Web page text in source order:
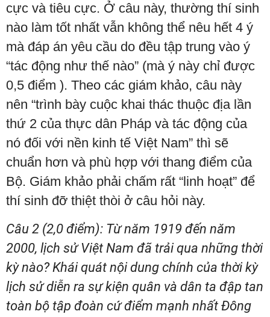
cực và tiêu cực. Ở câu này, thường thí sinh
nào làm tốt nhất vẫn không thể nêu hết 4 ý
mà đáp án yêu cầu do đều tập trung vào ý
“tác động như thế nào” (mà ý này chỉ được
0,5 điểm ). Theo các giám khảo, câu này
nên “trình bày cuộc khai thác thuộc địa lần
thứ 2 của thực dân Pháp và tác động của
nó đối với nền kinh tế Việt Nam” thì sẽ
chuẩn hơn và phù hợp với thang điểm của
Bộ. Giám khảo phải chấm rất “linh hoạt” để
thí sinh đỡ thiệt thòi ở câu hỏi này.
Câu 2 (2,0 điểm): Từ năm 1919 đến năm
2000, lịch sử Việt Nam đã trải qua những thời
kỳ nào? Khái quát nội dung chính của thời kỳ
lịch sử diễn ra sự kiện quân và dân ta đập tan
toàn bộ tập đoàn cứ điểm mạnh nhất Đông